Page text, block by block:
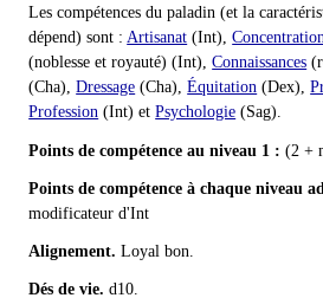
Les compétences du paladin (et la
dépend) sont :Artisanat (Int),
(noblesse et royauté) (Int),Connaissances
(Cha),Dressage (Cha),Équitation (Dex),
Profession (Int) etPsychologie (Sag).
Points de compétence au niveau 1 : (2 +
Points de compétence à chaque niveau
modificateur d'Int
Alignement.Loyal bon.
Dés de vie.d10.